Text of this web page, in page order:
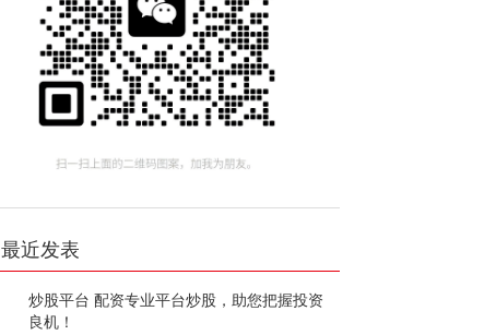
最近发表
炒股平台 配资专业平台炒股，助您把握投资
良机！